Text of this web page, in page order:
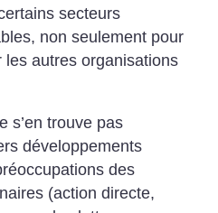
secteurs
non seulement pour
autres organisations
s’en trouve pas
développements
des
(action directe,